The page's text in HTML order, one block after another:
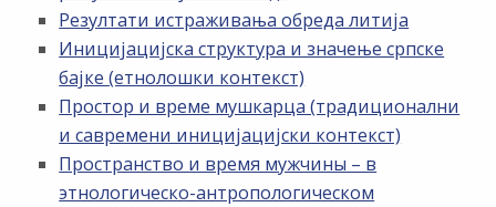
Резултати истраживања обреда литија
Иницијацијска структура и значење српске
бајке (етнолошки контекст)
Простор и време мушкарца (традиционални
и савремени иницијацијски контекст)
Пространство и время мужчины – в
этнологическо-антропологическом